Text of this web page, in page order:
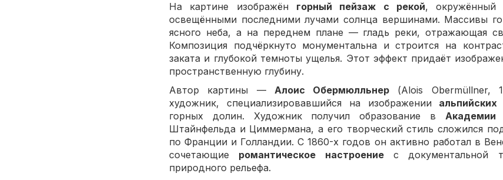
На картине изображён горный пейзаж с рекой, окружённый
освещёнными последними лучами солнца вершинами. Массивы
ясного неба, а на переднем плане — гладь реки, отражающая
Композиция подчёркнуто монументальна и строится на
заката и глубокой темноты ущелья. Этот эффект придаёт
пространственную глубину.
Автор картины — Алоис Обермюлльнер (Alois Obermüllner,
художник, специализировавшийся на изображении
горных долин. Художник получил образование в
Штайнфельда и Циммермана, а его творческий стиль сложился
по Франции и Голландии. С 1860-х годов он активно работал в
сочетающие романтическое настроениес документальной
природного рельефа.